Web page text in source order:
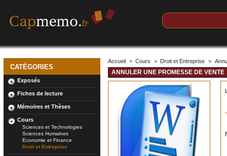
CATÉGORIES
Exposés
Fiches de lecture
Mémoires et Thèses
Cours
Sciences et Technologies
Sciences Humaines
Economie et Finance
Droit et Entreprise
Accueil > Cours > Droit et Entreprise >
ANNULER UNE PROMESSE DE VENTE